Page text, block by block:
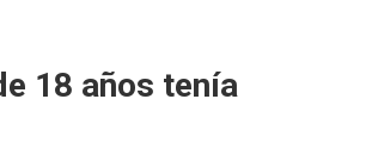
18 años tenía